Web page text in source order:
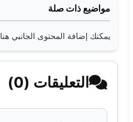
مواضيع ذات صلة
يمكنك إضافة المحتوى الجانبي هنا
التعليقات (0)